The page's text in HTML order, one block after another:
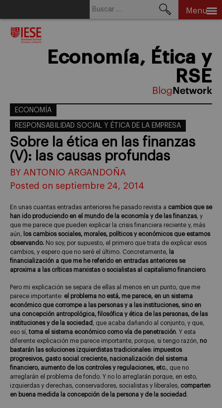
Menu
Economía, Ética y
RSE
ECONOMÍA
RESPONSABILIDAD SOCIAL Y ÉTICA DE LA EMPRESA
Sobre la ética en las finanzas
(V): las causas profundas
BY ANTONIO ARGANDOÑA
Posted on septiembre 24, 2014
En unas cuantas entradas anteriores he pasado revista a cambios que se
han ido produciendo en el mundo de la economía y de las finanzas, y
que me parece que pueden explicar la crisis financiera reciente y, más
aún,
los cambios sociales, morales, políticos y económicos que estamos
observando. No soy, por supuesto, el primero que trata de explicar esos
cambios, y espero que no seré el último. Concretamente, la
financialización a que me he referido en entradas anteriores se
aproxima a las críticas marxistas o socialistas al capitalismo financiero.
Pero mi explicación se separa de ellas al menos en un punto, que me
parece importante: el problema no está, me parece, en un sistema
económico que corrompe a las personas y a las instituciones, sino en
una concepción antropológica, filosófica y ética de las personas, de las
instituciones y de la sociedad , que acaba dañando al conjunto, y que,
eso sí, toma el sistema económico como vía de penetración. Y esta
diferente explicación me parece importante, porque, si tengo razón, no
bastarán las soluciones izquierdistas tradicionales: impuestos
progresivos, gasto social creciente, nacionalización del sistema
financiero, aumento de los controles y regulaciones, etc., que no
arreglarán el problema de fondo. Y no lo arreglarán porque, en esto,
izquierdas y derechas, conservadores, socialistas y liberales, comparten
en buena medida la concepción de la persona y de la sociedad .